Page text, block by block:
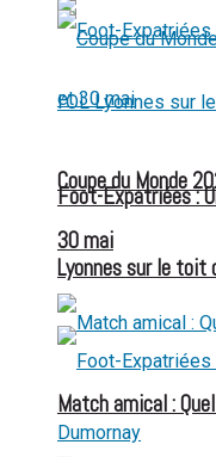
Foot-Expatriées :
Lyonnes sur le toit
Coupe du Monde
30 mai
Match amical :